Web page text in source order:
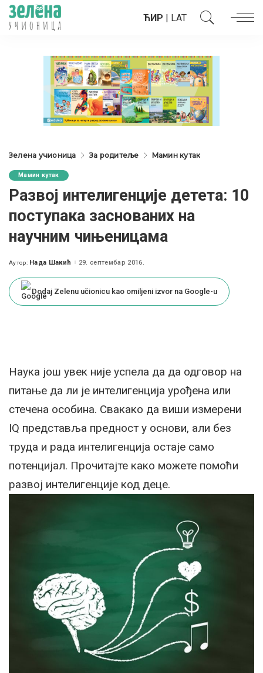
ЋИР | LAT
Зелена учионица За родитеље Мамин кутак
Мамин кутак
Развој интелигенције детета: 10
поступака заснованих на
научним чињеницама
Posted
Аутор: Нада Шакић 29. септембар 2016.
Dodaj Zelenu učionicu kao omiljeni izvor na Google-u
Наука још увек није успела да да одговор на
питање да ли је интелигенција урођена или
стечена особина. Свакако да виши измерени
IQ представља предност у основи, али без
труда и рада интелигенција остаје само
потенцијал. Прочитајте како можете помоћи
развој интелигенције код деце.